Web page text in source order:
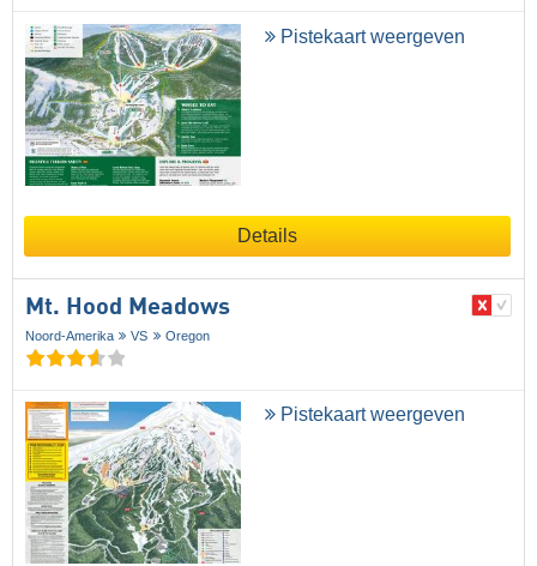
Pistekaart weergeven
Details
Mt. Hood Meadows
Noord-Amerika VS Oregon
Pistekaart weergeven